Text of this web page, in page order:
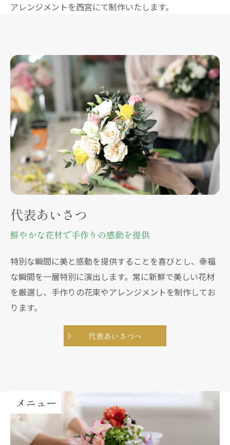
アレンジメントを西宮にて制作いたします。
代表あいさつ
鮮やかな花材で手作りの感動を提供
特別な瞬間に美と感動を提供することを喜びとし、幸福
な瞬間を一層特別に演出します。常に新鮮で美しい花材
を厳選し、手作りの花束やアレンジメントを制作してお
ります。
代表あいさつへ
メニュー